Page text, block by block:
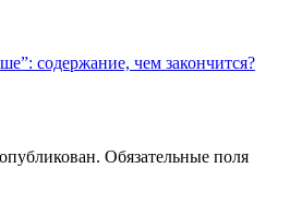
содержание, чем закончится?
Обязательные поля